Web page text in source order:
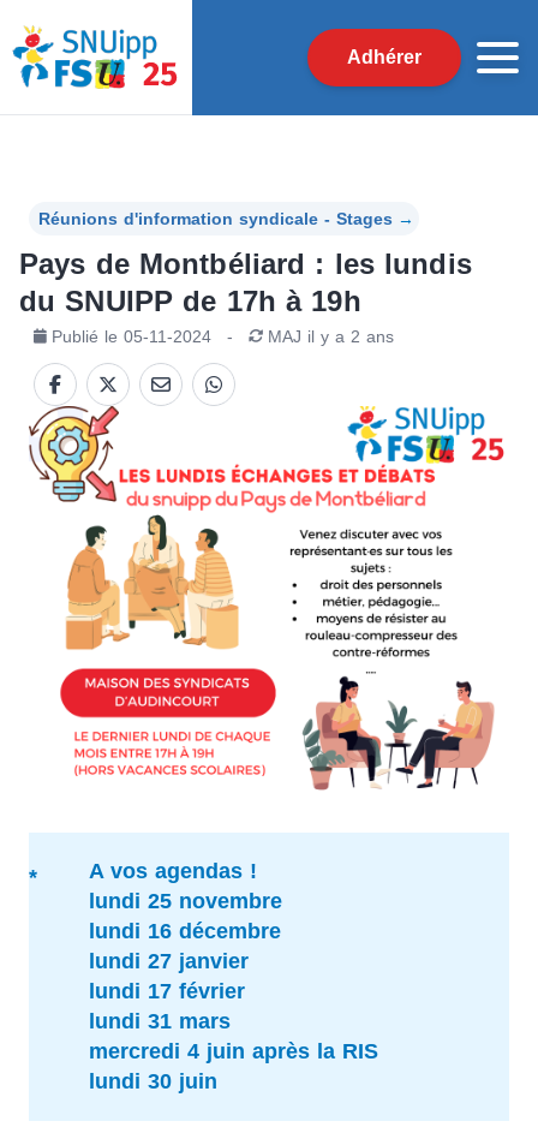
Adhérer
Réunions d'information syndicale - Stages →
Pays de Montbéliard : les lundis
du SNUIPP de 17h à 19h
Publié le 05-11-2024 - MAJ il y a 2 ans
A vos agendas !
lundi 25 novembre
lundi 16 décembre
lundi 27 janvier
lundi 17 février
lundi 31 mars
mercredi 4 juin après la RIS
lundi 30 juin